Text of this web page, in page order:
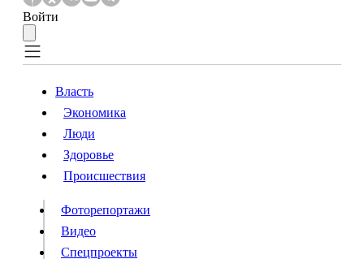
Войти
Власть
Происшествия
Видео
Конкурсы
Власть
Экономика
Люди
Здоровье
Происшествия
Фоторепортажи
Видео
Спецпроекты